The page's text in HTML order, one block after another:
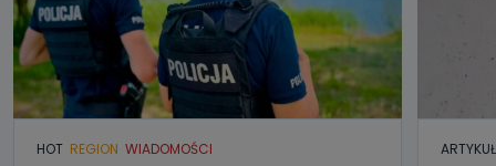
HOT REGION WIADOMOŚCI